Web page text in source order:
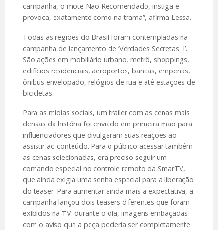
campanha, o mote Não Recomendado, instiga e
provoca, exatamente como na trama”, afirma Lessa.
Todas as regiões do Brasil foram contempladas na
campanha de lançamento de ‘Verdades Secretas II’.
São ações em mobiliário urbano, metrô, shoppings,
edifícios residenciais, aeroportos, bancas, empenas,
ônibus envelopado, relógios de rua e até estações de
bicicletas.
Para as mídias sociais, um trailer com as cenas mais
densas da história foi enviado em primeira mão para
influenciadores que divulgaram suas reações ao
assistir ao conteúdo. Para o público acessar também
as cenas selecionadas, era preciso seguir um
comando especial no controle remoto da SmarTV,
que ainda exigia uma senha especial para a liberação
do teaser. Para aumentar ainda mais a expectativa, a
campanha lançou dois teasers diferentes que foram
exibidos na TV: durante o dia, imagens embaçadas
com o aviso que a peça poderia ser completamente